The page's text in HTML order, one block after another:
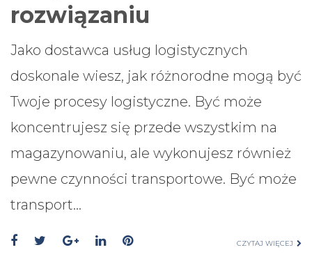
rozwiązaniu
Jako dostawca usług logistycznych
doskonale wiesz, jak różnorodne mogą być
Twoje procesy logistyczne. Być może
koncentrujesz się przede wszystkim na
magazynowaniu, ale wykonujesz również
pewne czynności transportowe. Być może
transport…
CZYTAJ WIĘCEJ